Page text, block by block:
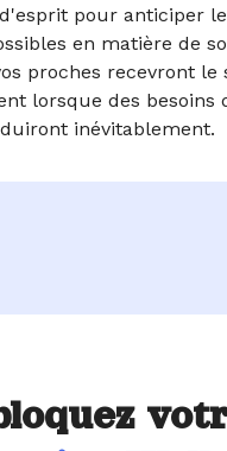
pour anticiper
en matière de
proches recevront le
lorsque des besoins
inévitablement.